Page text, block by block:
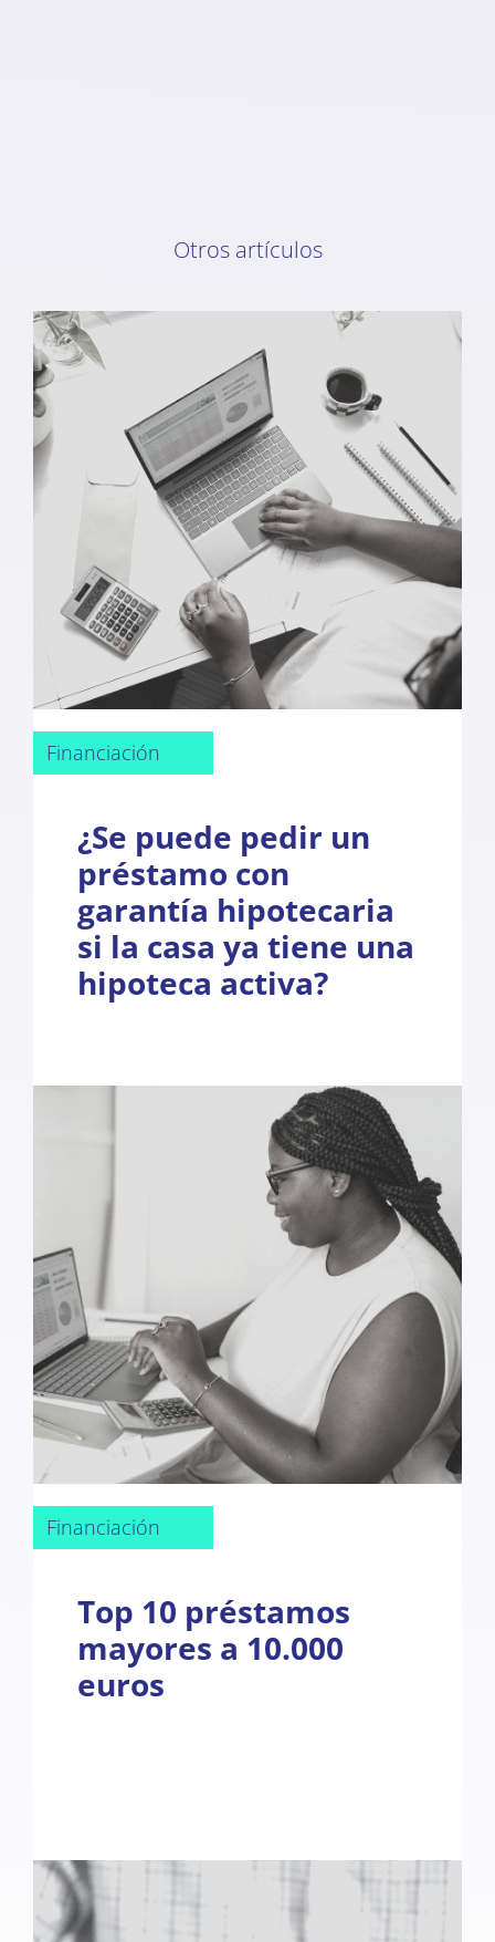
Otros artículos
Financiación
¿Se puede pedir un
préstamo con
garantía hipotecaria
si la casa ya tiene una
hipoteca activa?
Financiación
Top 10 préstamos
mayores a 10.000
euros